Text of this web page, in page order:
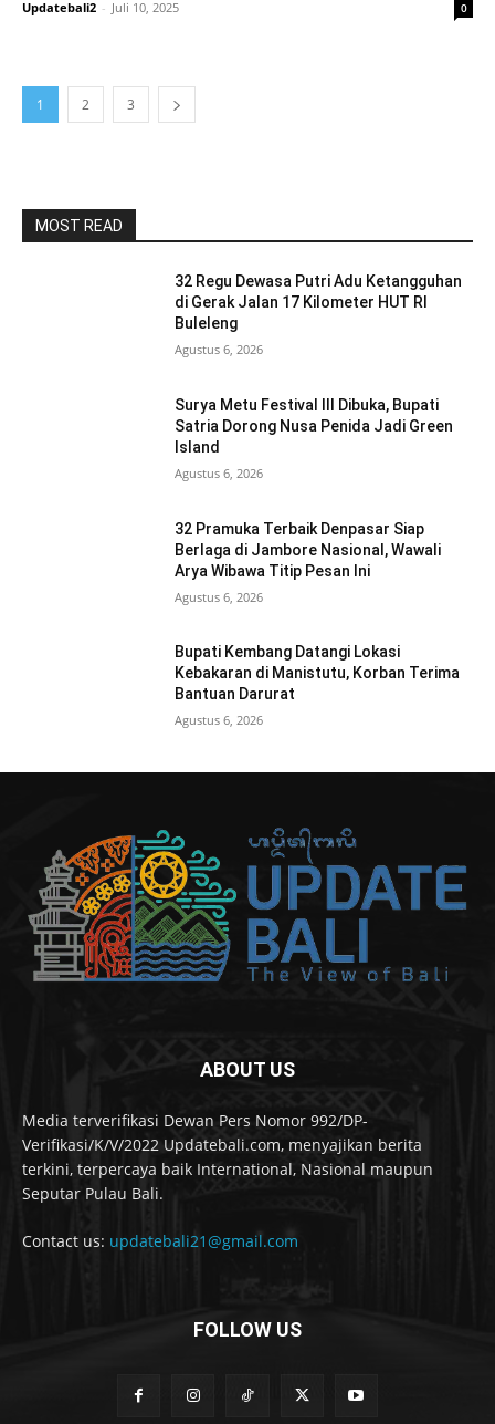
Updatebali2 - Juli 10, 2025 0
1 2 3
MOST READ
32 Regu Dewasa Putri Adu Ketangguhan
di Gerak Jalan 17 Kilometer HUT RI
Buleleng
Agustus 6, 2026
Surya Metu Festival III Dibuka, Bupati
Satria Dorong Nusa Penida Jadi Green
Island
Agustus 6, 2026
32 Pramuka Terbaik Denpasar Siap
Berlaga di Jambore Nasional, Wawali
Arya Wibawa Titip Pesan Ini
Agustus 6, 2026
Bupati Kembang Datangi Lokasi
Kebakaran di Manistutu, Korban Terima
Bantuan Darurat
Agustus 6, 2026
ABOUT US
Media terverifikasi Dewan Pers Nomor 992/DP-
Verifikasi/K/V/2022 Updatebali.com, menyajikan berita
terkini, terpercaya baik International, Nasional maupun
Seputar Pulau Bali.
Contact us: updatebali21@gmail.com
FOLLOW US